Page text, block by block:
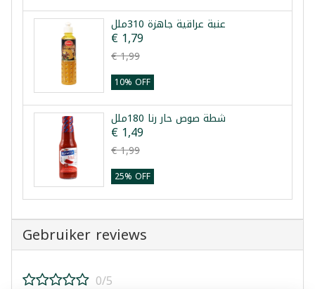
عنبة عراقية جاهزة 310ملل
€ 1,79
€ 1,99
10% OFF
شطة صوص حار رنا 180ملل
€ 1,49
€ 1,99
25% OFF
Gebruiker reviews
0/5